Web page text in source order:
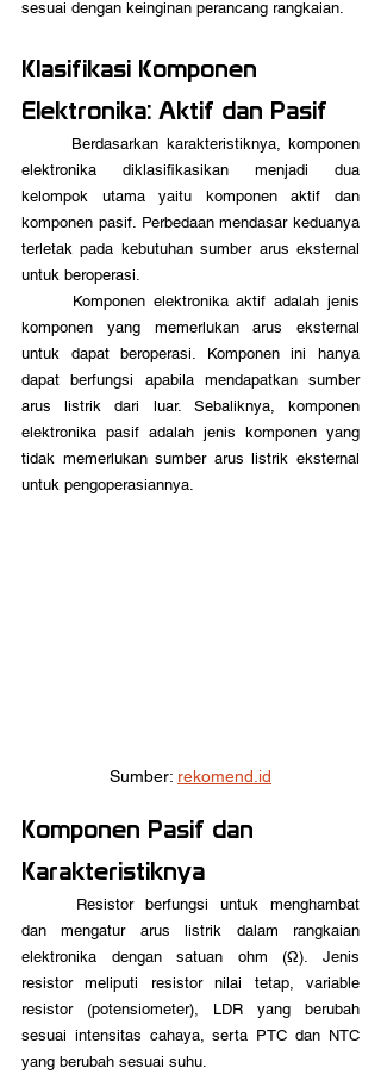
sesuai dengan keinginan perancang rangkaian.
Klasifikasi Komponen
Elektronika: Aktif dan Pasif
elektronika diklasifikasikan menjadi dua
kelompok utama yaitu komponen aktif dan
komponen pasif. Perbedaan mendasar keduanya
terletak pada kebutuhan sumber arus eksternal
untuk beroperasi.
komponen yang memerlukan arus eksternal
untuk dapat beroperasi. Komponen ini hanya
dapat berfungsi apabila mendapatkan sumber
arus listrik dari luar. Sebaliknya, komponen
elektronika pasif adalah jenis komponen yang
tidak memerlukan sumber arus listrik eksternal
untuk pengoperasiannya.
Sumber: rekomend.id
Komponen Pasif dan
Karakteristiknya
dan mengatur arus listrik dalam rangkaian
elektronika dengan satuan ohm (Ω). Jenis
resistor meliputi resistor nilai tetap, variable
resistor (potensiometer), LDR yang berubah
sesuai intensitas cahaya, serta PTC dan NTC
yang berubah sesuai suhu.